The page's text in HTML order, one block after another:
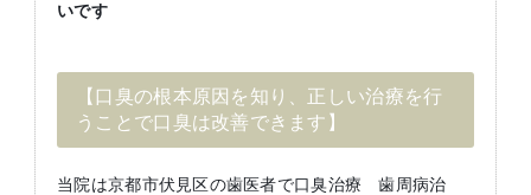
いです
【口臭の根本原因を知り、正しい治療を行
うことで口臭は改善できます】
当院は京都市伏見区の歯医者で口臭治療 歯周病治